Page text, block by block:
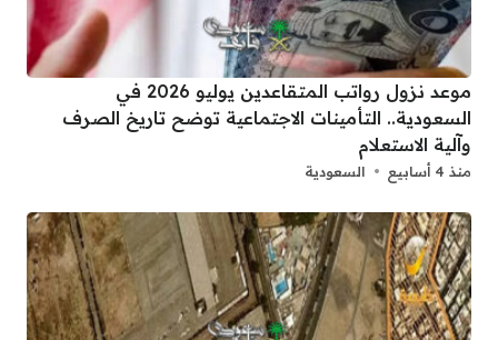
موعد نزول رواتب المتقاعدين يوليو 2026 في
السعودية.. التأمينات الاجتماعية توضح تاريخ الصرف
وآلية الاستعلام
منذ 4 أسابيع السعودية